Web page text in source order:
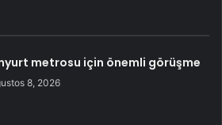
metrosu için önemli görüşme
8, 2026